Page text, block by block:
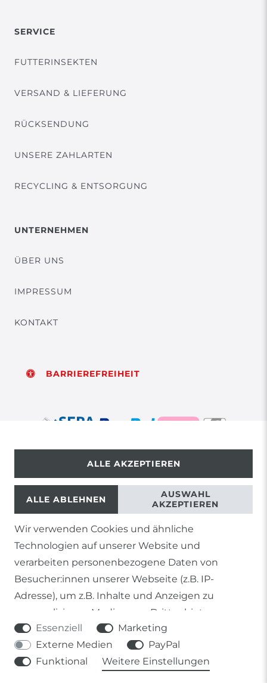
SERVICE
FUTTERINSEKTEN
VERSAND & LIEFERUNG
RÜCKSENDUNG
UNSERE ZAHLARTEN
RECYCLING & ENTSORGUNG
UNTERNEHMEN
ÜBER UNS
IMPRESSUM
KONTAKT
BARRIEREFREIHEIT
© Copyright 2026 | Alle Rechte vorbehalten.
1) Gilt nicht für Sendungen mit Futterinsekten,
Lebendpflanzen, Frostfutter oder lebende Tiere, sowie
Lieferungen per Spedition
2) gilt für sofort lieferbare Artikel und Produkte die keine
gesonderte Versandregelung besitzen.
Prozentangaben von Sonderangeboten auf die Ersparnis
gegenüber der UVP des Herstellers.
Wir verwenden Cookies und ähnliche
Technologien auf unserer Website und
verarbeiten personenbezogene Daten von
Besucher:innen unserer Webseite (z.B. IP-
Adresse), um z.B. Inhalte und Anzeigen zu
personalisieren, Medien von Drittanbietern
einzubinden oder Zugriffe auf unsere Website zu
analysieren. Die Datenverarbeitung erfolgt erst
durch gesetzte Cookies. Wir teilen diese Daten
Essenziell
Marketing
Externe Medien
PayPal
Funktional
Weitere Einstellungen
ALLE AKZEPTIEREN
ALLE ABLEHNEN
AUSWAHL
AKZEPTIEREN